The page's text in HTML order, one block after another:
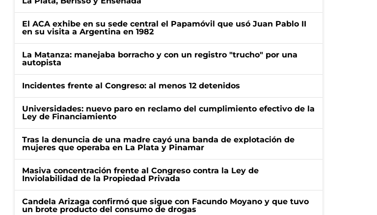
El ACA exhibe en su sede central el Papamóvil que usó Juan Pablo II
en su visita a Argentina en 1982
La Matanza: manejaba borracho y con un registro "trucho" por una
autopista
Incidentes frente al Congreso: al menos 12 detenidos
Universidades: nuevo paro en reclamo del cumplimiento efectivo de la
Ley de Financiamiento
Tras la denuncia de una madre cayó una banda de explotación de
mujeres que operaba en La Plata y Pinamar
Masiva concentración frente al Congreso contra la Ley de
Inviolabilidad de la Propiedad Privada
Candela Arizaga confirmó que sigue con Facundo Moyano y que tuvo
un brote producto del consumo de drogas